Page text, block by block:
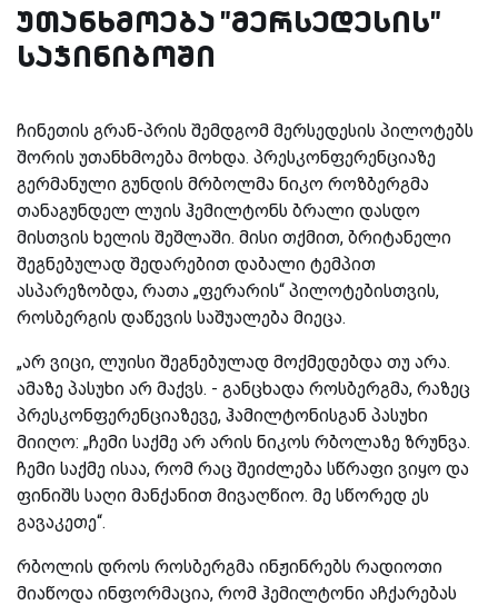
უთანხმოება "მერსედესის"
საჯინიბოში
ჩინეთის გრან-პრის შემდგომ მერსედესის პილოტებს
შორის უთანხმოება მოხდა. პრესკონფერენციაზე
გერმანული გუნდის მრბოლმა ნიკო როზბერგმა
თანაგუნდელ ლუის ჰემილტონს ბრალი დასდო
მისთვის ხელის შეშლაში. მისი თქმით, ბრიტანელი
შეგნებულად შედარებით დაბალი ტემპით
ასპარეზობდა, რათა „ფერარის“ პილოტებისთვის,
როსბერგის დაწევის საშუალება მიეცა.
„არ ვიცი, ლუისი შეგნებულად მოქმედებდა თუ არა.
ამაზე პასუხი არ მაქვს. - განცხადა როსბერგმა, რაზეც
პრესკონფერენციაზევე, ჰამილტონისგან პასუხი
მიიღო: „ჩემი საქმე არ არის ნიკოს რბოლაზე ზრუნვა.
ჩემი საქმე ისაა, რომ რაც შეიძლება სწრაფი ვიყო და
ფინიშს საღი მანქანით მივაღწიო. მე სწორედ ეს
გავაკეთე“.
რბოლის დროს როსბერგმა ინჟინრებს რადიოთი
მიაწოდა ინფორმაცია, რომ ჰემილტონი აჩქარებას